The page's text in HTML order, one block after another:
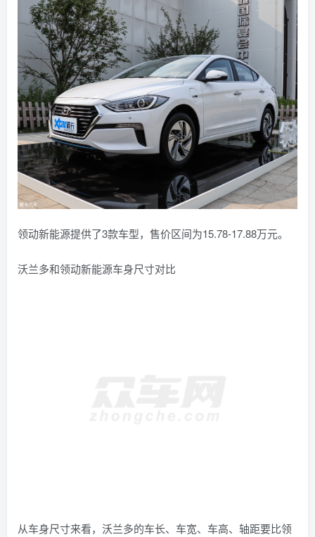
领动新能源提供了3款车型，售价区间为15.78-17.88万元。
沃兰多和领动新能源车身尺寸对比
从车身尺寸来看，沃兰多的车长、车宽、车高、轴距要比领